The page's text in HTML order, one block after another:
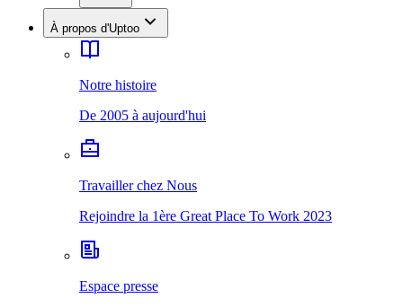
À propos d'Uptoo
Notre histoire
De 2005 à aujourd'hui
Travailler chez Nous
Rejoindre la 1ère Great Place To Work 2023
Espace presse